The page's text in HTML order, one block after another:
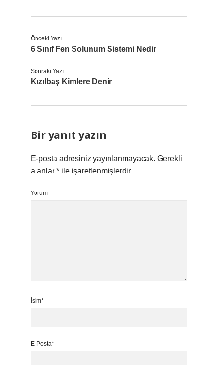
Önceki Yazı
6 Sınıf Fen Solunum Sistemi Nedir
Sonraki Yazı
Kızılbaş Kimlere Denir
Bir yanıt yazın
E-posta adresiniz yayınlanmayacak. Gerekli
alanlar * ile işaretlenmişlerdir
Yorum
İsim*
E-Posta*